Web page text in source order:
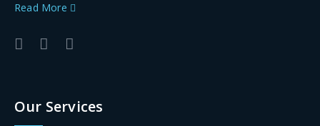
Read More
Our Services